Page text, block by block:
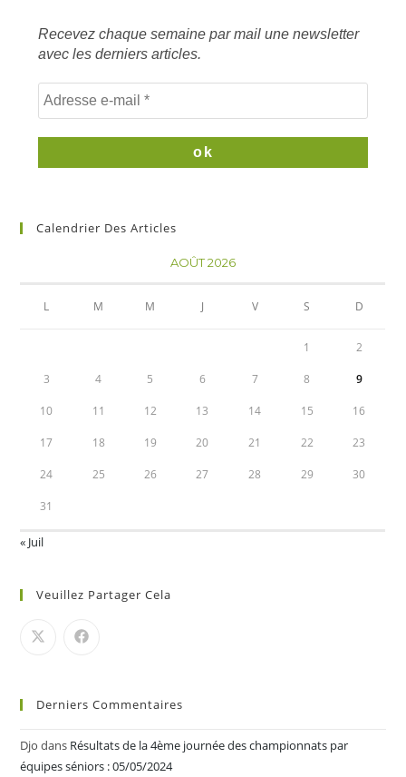
Recevez chaque semaine par mail une newsletter
avec les derniers articles.
Calendrier Des Articles
AOÛT 2026
L M M J V S D
1 2
3 4 5 6 7 8 9
10 11 12 13 14 15 16
17 18 19 20 21 22 23
24 25 26 27 28 29 30
31
« Juil
Veuillez Partager Cela
Derniers Commentaires
Djo dans Résultats de la 4ème journée des championnats par
équipes séniors : 05/05/2024